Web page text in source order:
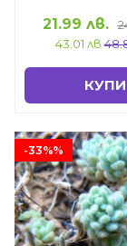
21.99 лв.
43.01 лв
КУПИ
-33%%